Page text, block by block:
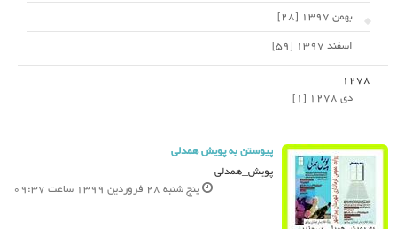
بهمن 1397 [28]
اسفند 1397 [59]
1278
دی 1278 [1]
پیوستن به پویش همدلی
پویش_همدلی
پنج شنبه 28 فروردین 1399 ساعت 09:37